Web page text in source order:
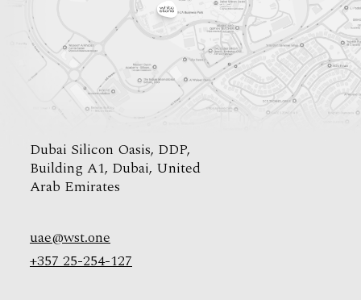
+357 25-254-127
uae@wst.one
Dubai Silicon Oasis, DDP,
Building A1, Dubai, United
Arab Emirates